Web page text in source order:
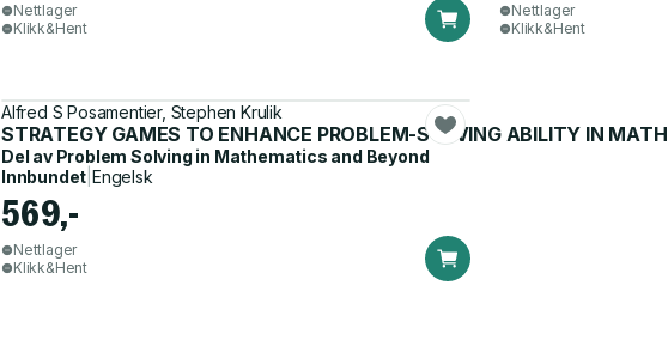
Nettlager
Klikk&Hent
Nettlager
Klikk&Hent
Alfred S Posamentier, Stephen Krulik
STRATEGY GAMES TO ENHANCE PROBLEM-SOLVING ABILITY IN MATH
Del av Problem Solving in Mathematics and Beyond
Innbundet |Engelsk
569,-
Nettlager
Klikk&Hent